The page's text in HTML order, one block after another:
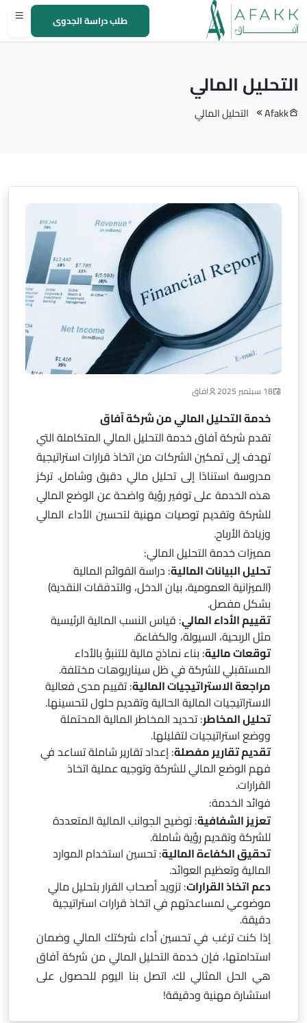
طلب دراسة الجدوى
التحليل المالي
Afakk التحليل المالي
18 سبتمبر 2025 افاق
خدمة التحليل المالي من شركة آفاق
تقدم شركة آفاق خدمة التحليل المالي المتكاملة التي
تهدف إلى تمكين الشركات من اتخاذ قرارات استراتيجية
مدروسة استنادًا إلى تحليل مالي دقيق وشامل. تركز
هذه الخدمة على توفير رؤية واضحة عن الوضع المالي
للشركة وتقديم توصيات مهنية لتحسين الأداء المالي
وزيادة الأرباح.
مميزات خدمة التحليل المالي:
تحليل البيانات المالية: دراسة القوائم المالية
(الميزانية العمومية، بيان الدخل، والتدفقات النقدية)
بشكل مفصل.
تقييم الأداء المالي: قياس النسب المالية الرئيسية
مثل الربحية، السيولة، والكفاءة.
توقعات مالية: بناء نماذج مالية للتنبؤ بالأداء
المستقبلي للشركة في ظل سيناريوهات مختلفة.
مراجعة الاستراتيجيات المالية: تقييم مدى فعالية
الاستراتيجيات المالية الحالية وتقديم حلول لتحسينها.
تحليل المخاطر: تحديد المخاطر المالية المحتملة
ووضع استراتيجيات لتقليلها.
تقديم تقارير مفصلة: إعداد تقارير شاملة تساعد في
فهم الوضع المالي للشركة وتوجيه عملية اتخاذ
القرارات.
فوائد الخدمة:
تعزيز الشفافية: توضيح الجوانب المالية المتعددة
للشركة وتقديم رؤية شاملة.
تحقيق الكفاءة المالية: تحسين استخدام الموارد
المالية وتعظيم العوائد.
دعم اتخاذ القرارات: تزويد أصحاب القرار بتحليل مالي
موضوعي لمساعدتهم في اتخاذ قرارات استراتيجية
دقيقة.
إذا كنت ترغب في تحسين أداء شركتك المالي وضمان
استدامتها، فإن خدمة التحليل المالي من شركة آفاق
هي الحل المثالي لك. اتصل بنا اليوم للحصول على
استشارة مهنية ودقيقة!